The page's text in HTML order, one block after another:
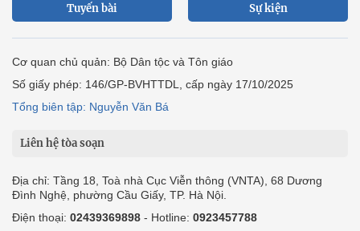
Tuyến bài Sự kiện
Cơ quan chủ quản: Bộ Dân tộc và Tôn giáo
Số giấy phép: 146/GP-BVHTTDL, cấp ngày 17/10/2025
Tổng biên tập: Nguyễn Văn Bá
Liên hệ tòa soạn
Địa chỉ: Tầng 18, Toà nhà Cục Viễn thông (VNTA), 68 Dương
Đình Nghệ, phường Cầu Giấy, TP. Hà Nội.
Điện thoại: 02439369898 - Hotline: 0923457788